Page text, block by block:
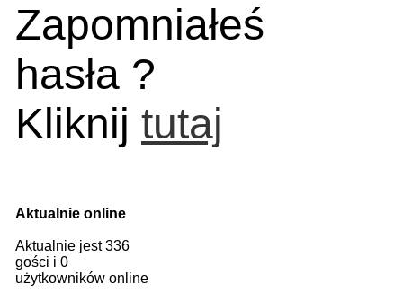
Zapomniałeś
hasła ?
Kliknij tutaj
Aktualnie online
Aktualnie jest 336
gości i 0
użytkowników online